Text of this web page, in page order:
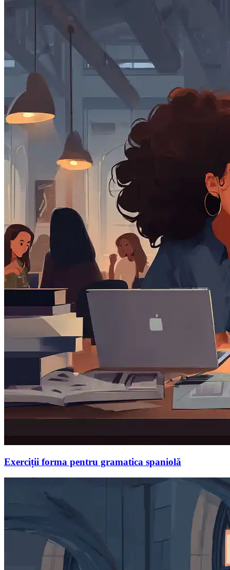
Exerciții forma pentru gramatica spaniolă